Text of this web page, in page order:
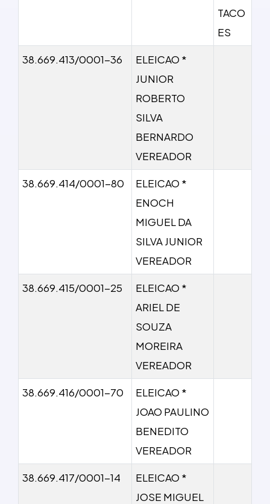
TACO
ES
38.669.413/0001-36
ELEICAO *
JUNIOR
ROBERTO
SILVA
BERNARDO
VEREADOR
38.669.414/0001-80
ELEICAO *
ENOCH
MIGUEL DA
SILVA JUNIOR
VEREADOR
38.669.415/0001-25
ELEICAO *
ARIEL DE
SOUZA
MOREIRA
VEREADOR
38.669.416/0001-70
ELEICAO *
JOAO PAULINO
BENEDITO
VEREADOR
38.669.417/0001-14
ELEICAO *
JOSE MIGUEL